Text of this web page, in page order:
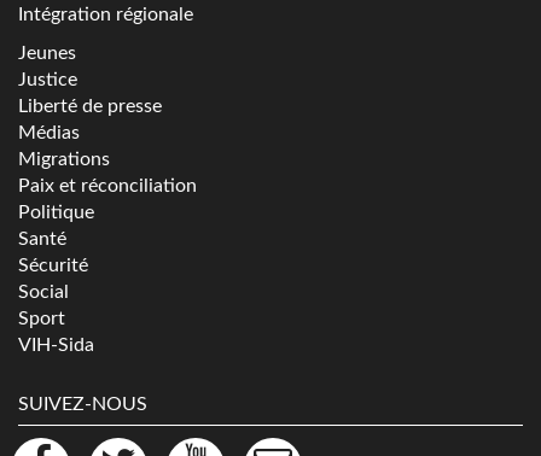
Intégration régionale
Jeunes
Justice
Liberté de presse
Médias
Migrations
Paix et réconciliation
Politique
Santé
Sécurité
Social
Sport
VIH-Sida
SUIVEZ-NOUS